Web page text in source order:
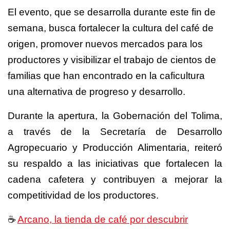
El evento, que se desarrolla durante este fin de
semana, busca fortalecer la cultura del café de
origen, promover nuevos mercados para los
productores y visibilizar el trabajo de cientos de
familias que han encontrado en la caficultura
una alternativa de progreso y desarrollo.
Durante la apertura, la Gobernación del Tolima,
a través de la Secretaría de Desarrollo
Agropecuario y Producción Alimentaria, reiteró
su respaldo a las iniciativas que fortalecen la
cadena cafetera y contribuyen a mejorar la
competitividad de los productores.
☕️Arcano, la tienda de café por descubrir